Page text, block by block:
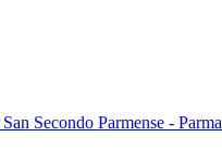
San Secondo Parmense - Parma